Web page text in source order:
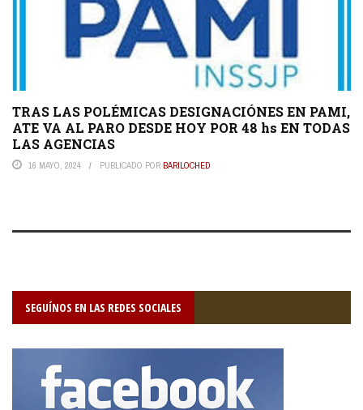
TRAS LAS POLÉMICAS DESIGNACIÓNES EN PAMI,
ATE VA AL PARO DESDE HOY POR 48 hs EN TODAS
LAS AGENCIAS
16 MAYO, 2024 PUBLICADO POR BARILOCHED
SEGUÍNOS EN LAS REDES SOCIALES